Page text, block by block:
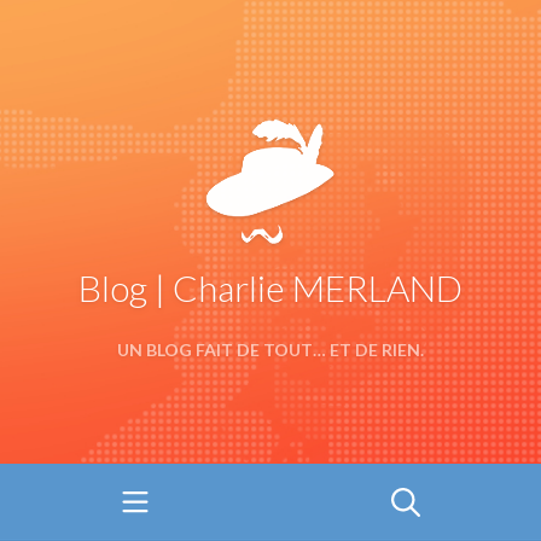
Blog | Charlie MERLAND
UN BLOG FAIT DE TOUT… ET DE RIEN.